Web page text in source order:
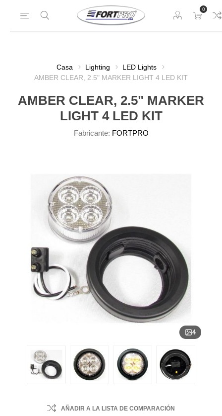
0
Casa Lighting
LED Lights
AMBER CLEAR, 2.5" MARKER LIGHT 4 LED KIT
AMBER CLEAR, 2.5" MARKER
LIGHT 4 LED KIT
Fabricante: FORTPRO
4
AÑADIR A LA LISTA DE COMPARACIÓN